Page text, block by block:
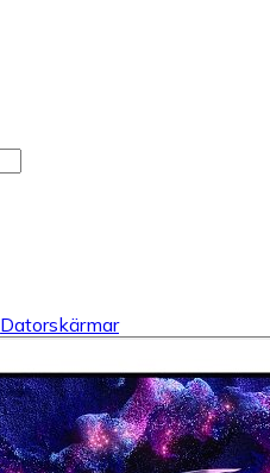
Datorskärmar